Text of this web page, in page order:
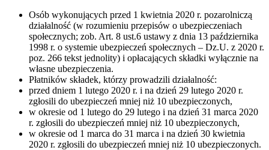
Osób wykonujących przed 1 kwietnia 2020 r. pozarolniczą
działalność (w rozumieniu przepisów o ubezpieczeniach
społecznych; zob. Art. 8 ust.6 ustawy z dnia 13 października
1998 r. o systemie ubezpieczeń społecznych – Dz.U. z 2020 r.
poz. 266 tekst jednolity) i opłacających składki wyłącznie na
własne ubezpieczenia.
Płatników składek, którzy prowadzili działalność:
przed dniem 1 lutego 2020 r. i na dzień 29 lutego 2020 r.
zgłosili do ubezpieczeń mniej niż 10 ubezpieczonych,
w okresie od 1 lutego do 29 lutego i na dzień 31 marca 2020
r. zgłosili do ubezpieczeń mniej niż 10 ubezpieczonych,
w okresie od 1 marca do 31 marca i na dzień 30 kwietnia
2020 r. zgłosili do ubezpieczeń mniej niż 10 ubezpieczonych.